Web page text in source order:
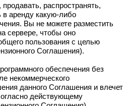
распространять,
в аренду какую-либо
Вы не можете разместить
сервере, чтобы оно
пользования с целью
Соглашения).
обеспечения без
некоммерческого
данного Соглашения и влечет
действующему